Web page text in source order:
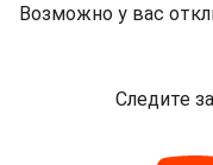
Возможно у вас
Следите